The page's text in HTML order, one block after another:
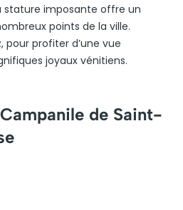
stature imposante offre un
points de la ville.
pour profiter d’une vue
joyaux vénitiens.
de Saint-